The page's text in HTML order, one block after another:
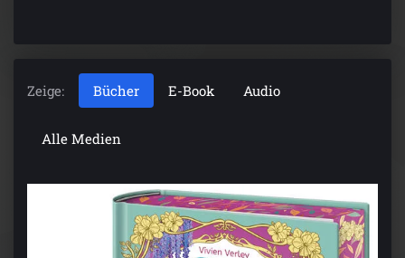
Zeige: Bücher E-Book Audio
Alle Medien